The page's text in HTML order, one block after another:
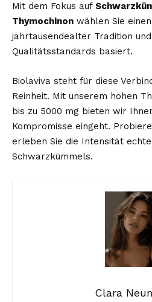
Mit dem Fokus auf
Thymochinon wählen Sie
jahrtausendealter Tradition
Qualitätsstandards basiert.
Biolaviva steht für diese
Reinheit. Mit unserem hohen
bis zu 5000 mg bieten wir
Kompromisse eingeht.
erleben Sie die Intensität
Schwarzkümmels.
Clara